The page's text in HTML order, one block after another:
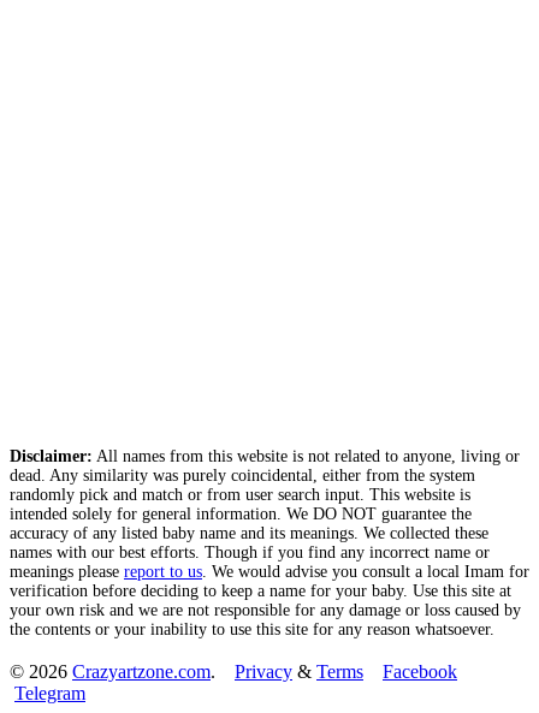
Disclaimer: All names from this website is not related to anyone, living or
dead. Any similarity was purely coincidental, either from the system
randomly pick and match or from user search input. This website is
intended solely for general information. We DO NOT guarantee the
accuracy of any listed baby name and its meanings. We collected these
names with our best efforts. Though if you find any incorrect name or
meanings please report to us . We would advise you consult a local Imam for
verification before deciding to keep a name for your baby. Use this site at
your own risk and we are not responsible for any damage or loss caused by
the contents or your inability to use this site for any reason whatsoever.
© 2026 Crazyartzone.com. Privacy & Terms
Facebook
Telegram